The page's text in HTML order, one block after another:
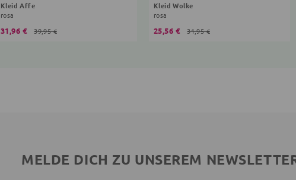
Kleid Affe
rosa
31,96 € 39,95 €
Kleid Wolke
rosa
25,56 € 31,95 €
MELDE DICH ZU UNSEREM